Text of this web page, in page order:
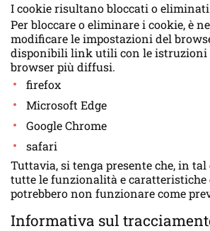
I cookie risultano bloccati o eliminati
Per bloccare o eliminare i cookie, è
modificare le impostazioni del
disponibili link utili con le istruzioni
browser più diffusi.
firefox
Microsoft Edge
Google Chrome
safari
Tuttavia, si tenga presente che, in tal
tutte le funzionalità e caratteristiche
potrebbero non funzionare come
Informativa sul